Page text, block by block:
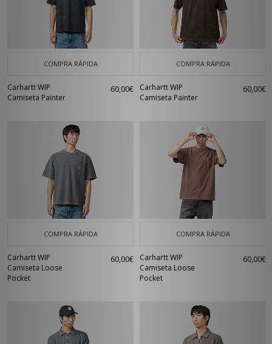
COMPRA RÁPIDA
Carhartt WIP
Camiseta Painter
60,00€
COMPRA RÁPIDA
Carhartt WIP
Camiseta Painter
60,00€
COMPRA RÁPIDA
Carhartt WIP
Camiseta Loose
Pocket
60,00€
COMPRA RÁPIDA
Carhartt WIP
Camiseta Loose
Pocket
60,00€